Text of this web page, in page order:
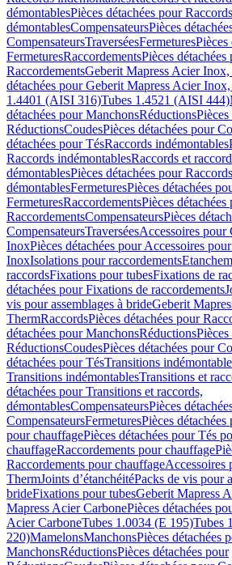
démontablesPièces détachées pour
démontablesCompensateursPièces
CompensateursTraverséesFermeturesPièces
FermeturesRaccordementsPièces détachées
RaccordementsGeberit Mapress Acier Inox,
détachées pour Geberit Mapress Acier
1.4401 (AISI 316)Tubes 1.4521 (AISI 444)
détachées pour ManchonsRéductions
RéductionsCoudesPièces détachées pour
détachées pour TésRaccords indémontables
Raccords indémontablesRaccords et
démontablesPièces détachées pour
démontablesFermeturesPièces détachées
FermeturesRaccordementsPièces détachées
RaccordementsCompensateursPièces
CompensateursTraverséesAccessoires pour
InoxPièces détachées pour Accessoires
InoxIsolations pour raccordements
raccordsFixations pour tubesFixations de
détachées pour Fixations de raccordements
vis pour assemblages à brideGeberit
ThermRaccordsPièces détachées pour
détachées pour ManchonsRéductions
RéductionsCoudesPièces détachées pour
détachées pour TésTransitions
Transitions indémontablesTransitions et
détachées pour Transitions et raccords,
démontablesCompensateursPièces
CompensateursFermeturesPièces
pour chauffagePièces détachées pour Tés
chauffageRaccordements pour chauffage
Raccordements pour chauffageAccessoires
ThermJoints d’étanchéitéPacks de vis pour
brideFixations pour tubesGeberit Mapress
Mapress Acier CarbonePièces détachées
Acier CarboneTubes 1.0034 (E 195)Tubes
220)MamelonsManchonsPièces détachées
ManchonsRéductionsPièces détachées pour